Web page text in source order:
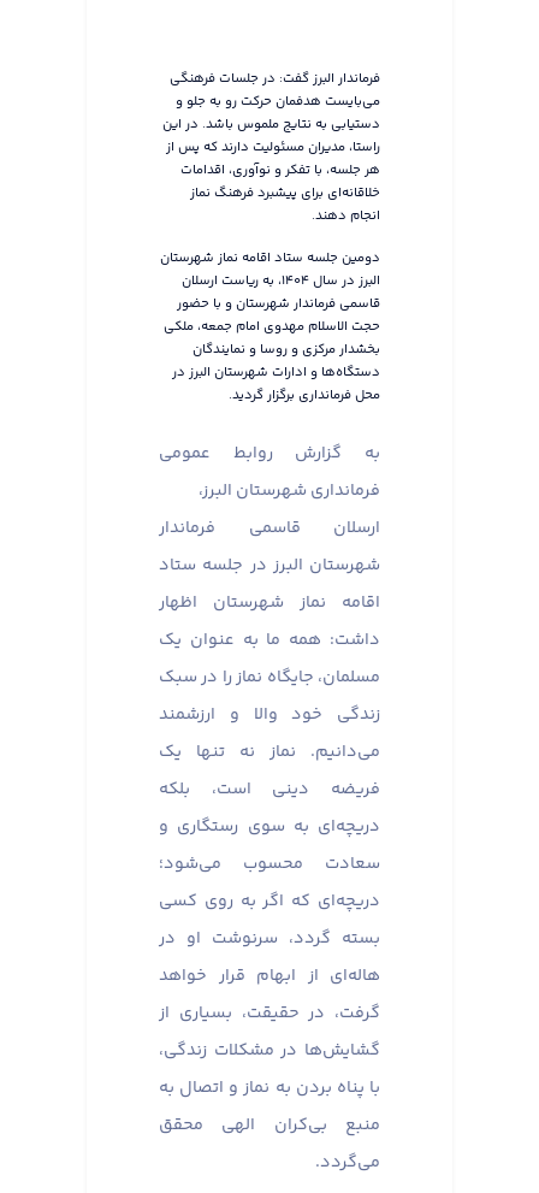
فرماندار البرز گفت: در جلسات فرهنگی
می‌بایست هدفمان حرکت رو به جلو و
دستیابی به نتایج ملموس باشد. در این
راستا، مدیران مسئولیت دارند که پس از
هر جلسه، با تفکر و نوآوری، اقدامات
خلاقانه‌ای برای پیشبرد فرهنگ نماز
انجام دهند.
دومین جلسه ستاد اقامه نماز شهرستان
البرز در سال ۱۴۰۴، به ریاست ارسلان
قاسمی فرماندار شهرستان و با حضور
حجت الاسلام مهدوی امام جمعه، ملکی
بخشدار مرکزی و روسا و نمایندگان
دستگاه‌ها و ادارات شهرستان البرز در
محل فرمانداری برگزار گردید.
به گزارش روابط عمومی
فرمانداری شهرستان البرز،
ارسلان قاسمی فرماندار
شهرستان البرز در جلسه ستاد
اقامه نماز شهرستان اظهار
داشت: همه ما به عنوان یک
مسلمان، جایگاه نماز را در سبک
زندگی خود والا و ارزشمند
می‌دانیم. نماز نه تنها یک
فریضه دینی است، بلکه
دریچه‌ای به سوی رستگاری و
سعادت محسوب می‌شود؛
دریچه‌ای که اگر به روی کسی
بسته گردد، سرنوشت او در
هاله‌ای از ابهام قرار خواهد
گرفت، در حقیقت، بسیاری از
گشایش‌ها در مشکلات زندگی،
با پناه بردن به نماز و اتصال به
منبع بی‌کران الهی محقق
می‌گردد.